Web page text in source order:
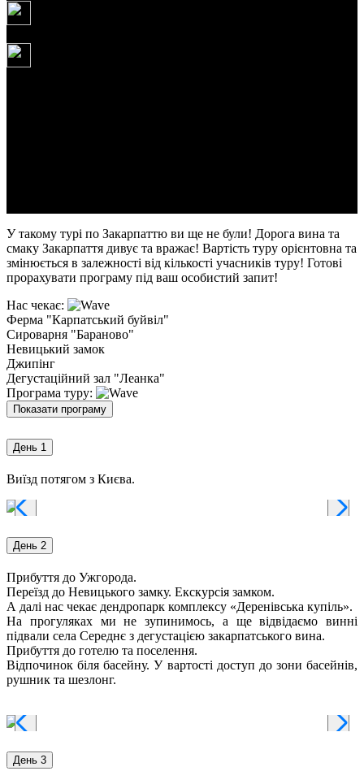
У такому турі по Закарпаттю ви ще не були! Дорога вина та
смаку Закарпаття дивує та вражає! Вартість туру орієнтовна та
змінюється в залежності від кількості учасників туру! Готові
прорахувати програму під ваш особистий запит!
Нас чекає:
Ферма "Карпатський буйвіл"
Сироварня "Бараново"
Невицький замок
Джипінг
Дегустаційний зал "Леанка"
Програма туру:
Показати програму
День 1
Виїзд потягом з Києва.
День 2
Прибуття до Ужгорода.
Переїзд до Невицького замку. Екскурсія замком.
А далі нас чекає дендропарк комплексу «Деренівська купіль».
На прогуляках ми не зупинимось, а ще відвідаємо винні
підвали села Середнє з дегустацією закарпатського вина.
Прибуття до готелю та поселення.
Відпочинок біля басейну. У вартості доступ до зони басейнів,
рушник та шезлонг.
День 3